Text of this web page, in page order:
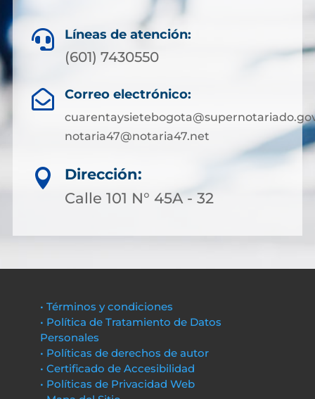
 Líneas de atención:
(601) 7430550
 Correo electrónico:
notaria47@notaria47.net

Dirección:
Calle 101 N° 45A - 32
• Términos y condiciones
• Política de Tratamiento de Datos
Personales
• Políticas de derechos de autor
• Certificado de Accesibilidad
• Políticas de Privacidad Web